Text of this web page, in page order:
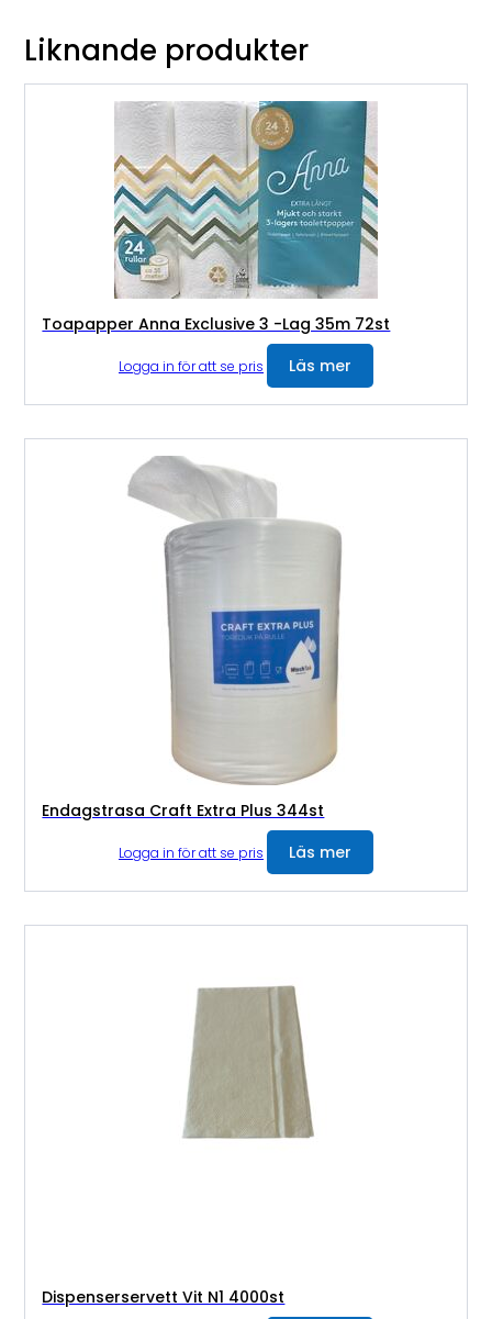
Liknande produkter
Toapapper Anna Exclusive 3 -Lag 35m 72st
Logga in för att se pris Läs mer
Endagstrasa Craft Extra Plus 344st
Logga in för att se pris Läs mer
Dispenserservett Vit N1 4000st